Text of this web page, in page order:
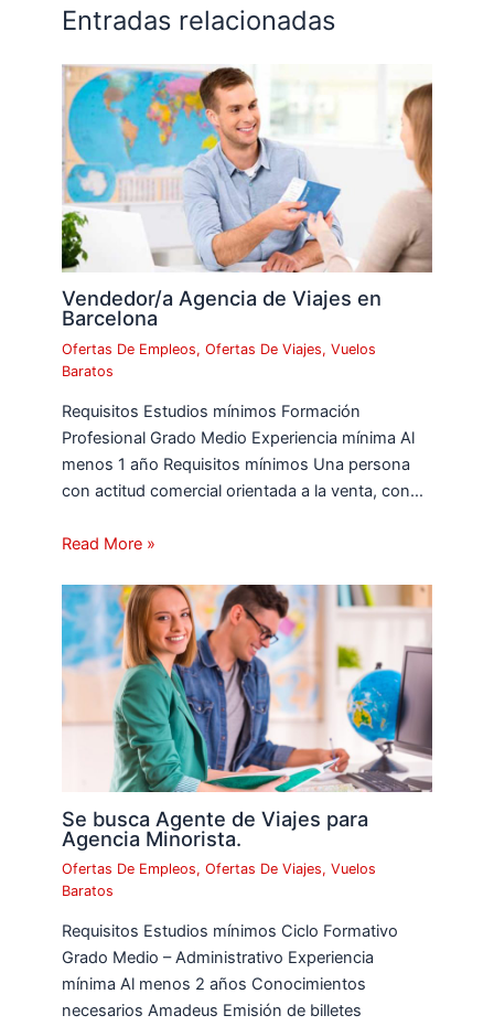
Entradas relacionadas
Vendedor/a Agencia de Viajes en
Barcelona
Ofertas De Empleos,Ofertas De Viajes,Vuelos
Baratos
Requisitos Estudios mínimos Formación
Profesional Grado Medio Experiencia mínima Al
menos 1 año Requisitos mínimos Una persona
con actitud comercial orientada a la venta, con…
Read More »
Se busca Agente de Viajes para
Agencia Minorista.
Ofertas De Empleos,Ofertas De Viajes,Vuelos
Baratos
Requisitos Estudios mínimos Ciclo Formativo
Grado Medio – Administrativo Experiencia
mínima Al menos 2 años Conocimientos
necesarios Amadeus Emisión de billetes